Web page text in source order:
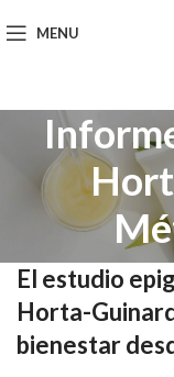
MENU
El estudio
Horta-
bienestar